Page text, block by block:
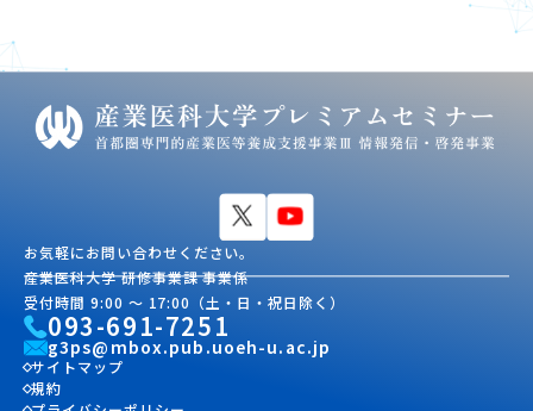
お気軽にお問い合わせください。
産業医科大学 研修事業課 事業係
受付時間 9:00 〜 17:00（土・日・祝日除く）
093-691-7251
g3ps@mbox.pub.uoeh-u.ac.jp
サイトマップ
規約